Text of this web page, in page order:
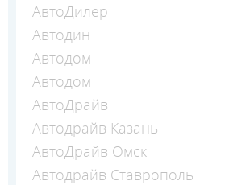
АвтоДилер
Автодин
Автодом
Автодом
АвтоДрайв
Автодрайв Казань
АвтоДрайв Омск
Автодрайв Ставрополь